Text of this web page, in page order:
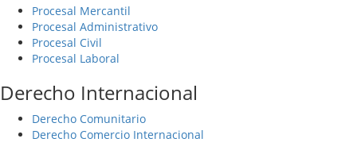
Procesal Mercantil
Procesal Administrativo
Procesal Civil
Procesal Laboral
Derecho Internacional
Derecho Comunitario
Derecho Comercio Internacional